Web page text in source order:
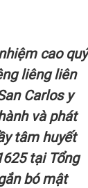
cao quý
liêng liên
Carlos y
và phát
tâm huyết
tại Tổng
bó mật